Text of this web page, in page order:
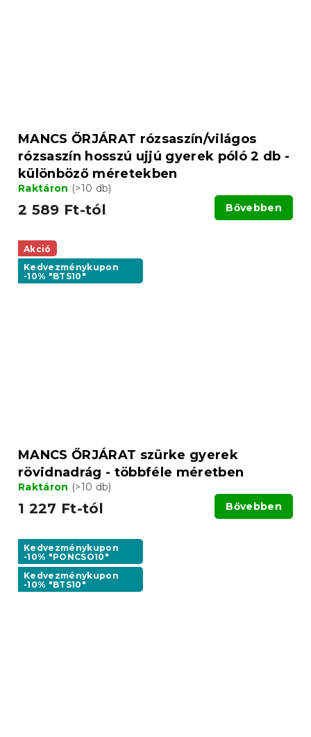
MANCS ŐRJÁRAT rózsaszín/világos
rózsaszín hosszú ujjú gyerek póló 2 db -
különböző méretekben
Raktáron (>10 db)
2 589 Ft-tól Bővebben
Akció
Kedvezménykupon
-10% "BTS10"
MANCS ŐRJÁRAT szürke gyerek
rövidnadrág - többféle méretben
Raktáron (>10 db)
1 227 Ft-tól Bővebben
Kedvezménykupon
-10% "PONCSO10"
Kedvezménykupon
-10% "BTS10"